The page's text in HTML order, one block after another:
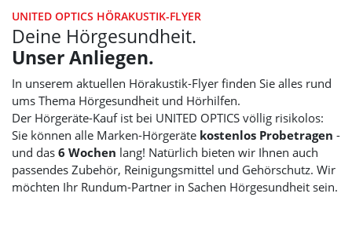
UNITED OPTICS HÖRAKUSTIK-FLYER
Deine Hörgesundheit.
Unser Anliegen.
In unserem aktuellen Hörakustik-Flyer finden Sie alles rund
ums Thema Hörgesundheit und Hörhilfen.
Der Hörgeräte-Kauf ist bei UNITED OPTICS völlig risikolos:
Sie können alle Marken-Hörgeräte kostenlos Probetragen -
und das 6 Wochen lang! Natürlich bieten wir Ihnen auch
passendes Zubehör, Reinigungsmittel und Gehörschutz. Wir
möchten Ihr Rundum-Partner in Sachen Hörgesundheit sein.